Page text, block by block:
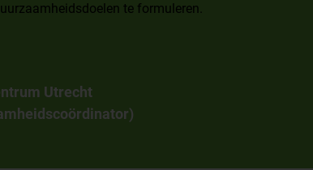
te formuleren.
Utrecht